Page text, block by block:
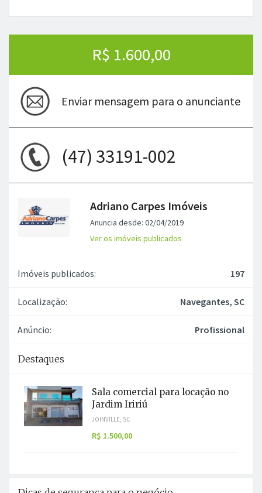
R$ 1.600,00
Enviar mensagem para o anunciante
(47) 33191-002
Adriano Carpes Imóveis
Anuncia desde: 02/04/2019
Ver os imóveis publicados
Imóveis publicados: 197
Localização: Navegantes, SC
Anúncio: Profissional
Destaques
Sala comercial para locação no
Jardim Iririú
JOINVILLE, SC
R$ 1.500,00